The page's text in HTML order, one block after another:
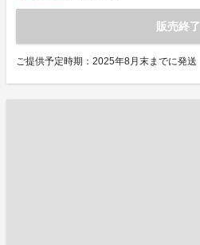
販売終了
ご提供予定時期：2025年8月末までに発送